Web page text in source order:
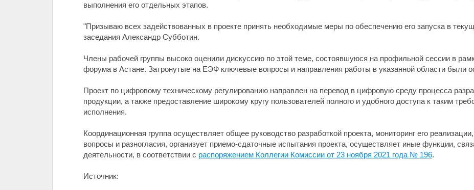
выполнения его отдельных этапов.
"Призываю всех задействованных в проекте принять необходимые меры по обеспечению его запуска в
заседания Александр Субботин.
Члены рабочей группы высоко оценили дискуссию по этой теме, состоявшуюся на профильной сессии в
форума в Астане. Затронутые на ЕЭФ ключевые вопросы и направления работы в указанной области были
Проект по цифровому техническому регулированию направлен на перевод в цифровую среду процесса
продукции, а также предоставление широкому кругу пользователей полного и удобного доступа к таким
исполнения.
Координационная группа осуществляет общее руководство разработкой проекта, мониторинг его
вопросы и разногласия, организует приемо-сдаточные испытания проекта, осуществляет иные функции,
деятельности, в соответствии с распоряжением Коллегии Комиссии от 23 ноября 2021 года № 196.
Источник: